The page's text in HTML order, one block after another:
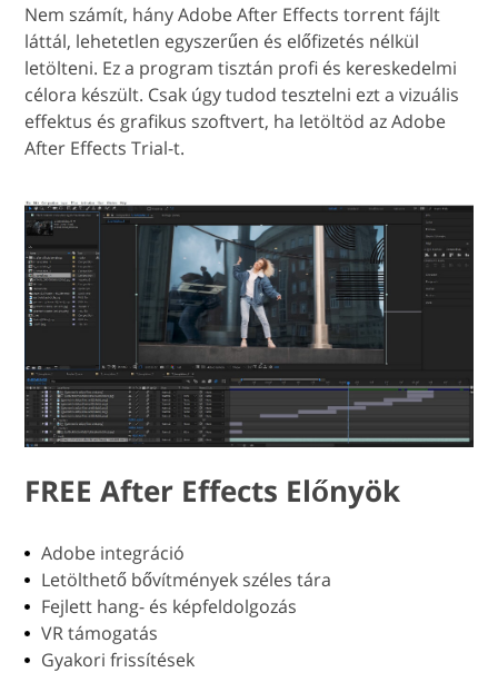
Nem számít, hány Adobe After Effects torrent fájlt
láttál, lehetetlen egyszerűen és előfizetés nélkül
letölteni. Ez a program tisztán profi és kereskedelmi
célora készült. Csak úgy tudod tesztelni ezt a vizuális
effektus és grafikus szoftvert, ha letöltöd az Adobe
After Effects Trial-t.
FREE After Effects Előnyök
Adobe integráció
Letölthető bővítmények széles tára
Fejlett hang- és képfeldolgozás
VR támogatás
Gyakori frissítések